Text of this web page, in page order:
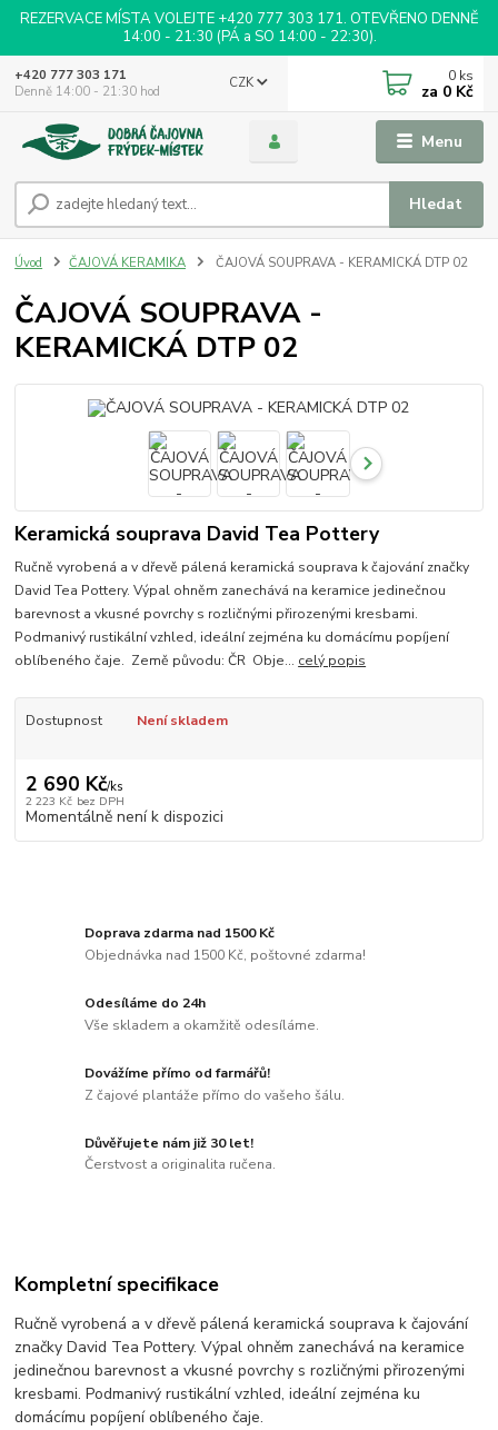
REZERVACE MÍSTA VOLEJTE +420 777 303 171. OTEVŘENO DENNĚ
14:00 - 21:30 (PÁ a SO 14:00 - 22:30).
Menu
CZK
Hledat
+420 777 303 171
Denně 14:00 - 21:30 hod
0 ks
za 0 Kč
Úvod ČAJOVÁ KERAMIKA ČAJOVÁ SOUPRAVA - KERAMICKÁ DTP 02
ČAJOVÁ SOUPRAVA -
KERAMICKÁ DTP 02
Keramická souprava David Tea Pottery
Ručně vyrobená a v dřevě pálená keramická souprava k čajování značky
David Tea Pottery. Výpal ohněm zanechává na keramice jedinečnou
barevnost a vkusné povrchy s rozličnými přirozenými kresbami.
Podmanivý rustikální vzhled, ideální zejména ku domácímu popíjení
oblíbeného čaje. Země původu: ČR Obje... celý popis
Dostupnost Není skladem
2 690 Kč/ks
2 223 Kč bez DPH
Momentálně není k dispozici
Doprava zdarma nad 1500 Kč
Objednávka nad 1500 Kč, poštovné zdarma!
Odesíláme do 24h
Vše skladem a okamžitě odesíláme.
Dovážíme přímo od farmářů!
Z čajové plantáže přímo do vašeho šálu.
Důvěřujete nám již 30 let!
Čerstvost a originalita ručena.
Kompletní specifikace
Ručně vyrobená a v dřevě pálená keramická souprava k čajování
značky David Tea Pottery. Výpal ohněm zanechává na keramice
jedinečnou barevnost a vkusné povrchy s rozličnými přirozenými
kresbami. Podmanivý rustikální vzhled, ideální zejména ku
domácímu popíjení oblíbeného čaje.